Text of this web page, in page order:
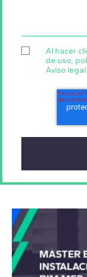
Al hacer
de uso,
Aviso legal.